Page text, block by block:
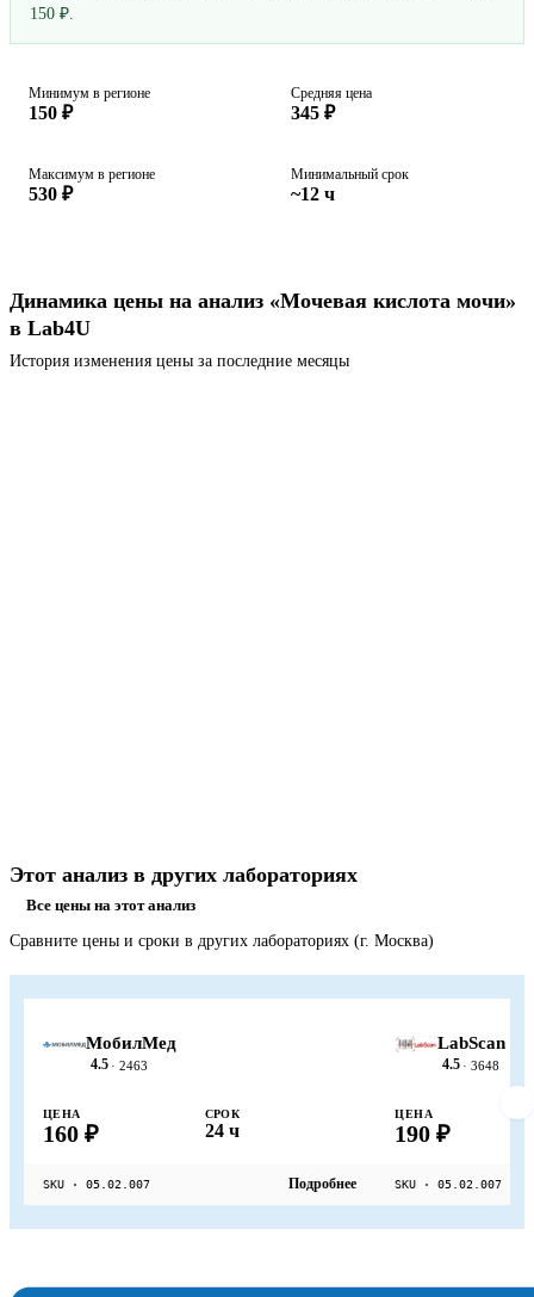
150 ₽.
Минимум в регионе
150 ₽
Средняя цена
345 ₽
Максимум в регионе
530 ₽
Минимальный срок
~12 ч
Динамика цены на анализ «Мочевая кислота мочи»
в Lab4U
История изменения цены за последние месяцы
Этот анализ в других лабораториях
Все цены на этот анализ
Сравните цены и сроки в других лабораториях (г. Москва)
МобилМед
4.5 · 2463
ЦЕНА
160 ₽
СРОК
24 ч
SKU · 05.02.007 Подробнее
LabScan
4.5 · 3648
ЦЕНА
190 ₽
SKU · 05.02.007